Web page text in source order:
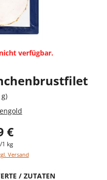
verfügbar.
€
1 kg
Versand
/ ZUTATEN